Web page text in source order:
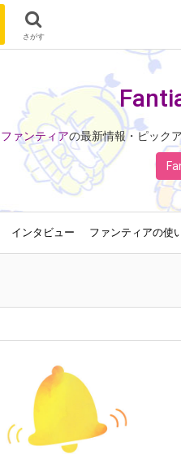
さがす
ファンティアの最新情報・ピック
インタビュー ファンティアの使